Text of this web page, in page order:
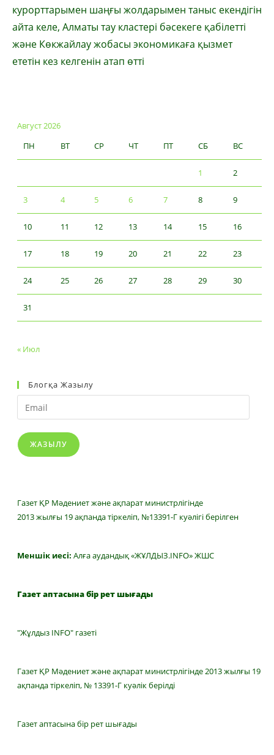
курорттарымен шаңғы жолдарымен таныс екендігін
айта келе, Алматы тау кластері бәсекеге қабілетті
және Көкжайлау жобасы экономикаға қызмет
ететін кез келгенін атап өтті
Август 2026
ПН
ВТ СР ЧТ ПТ СБ ВС
1 2
3 4 5 6 7 8 9
10 11 12 13 14 15 16
17 18 19 20 21 22 23
24 25 26 27 28 29 30
31
« Июл
Блогқа Жазылу
Email
ЖАЗЫЛУ
Газет ҚР Мәдениет және ақпарат министрлігінде
2013 жылғы 19 ақпанда тіркеліп, №13391-Г куәлігі берілген
Меншік иесі: Алға аудандық «ЖҰЛДЫЗ.INFO» ЖШС
Газет аптасына бір рет шығады
"Жұлдыз INFO" газеті
Газет ҚР Мәдениет және ақпарат министрлігінде 2013 жылғы 19
ақпанда тіркеліп, № 13391-Г куәлік берілді
Газет аптасына бір рет шығады